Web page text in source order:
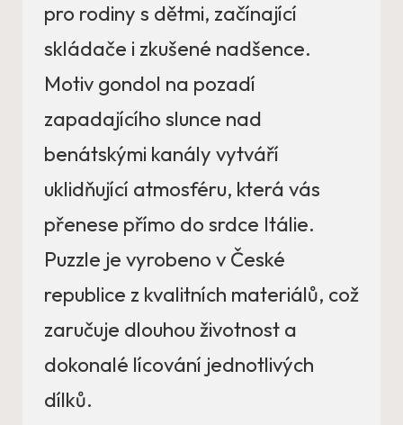
pro rodiny s dětmi, začínající
skládače i zkušené nadšence.
Motiv gondol na pozadí
zapadajícího slunce nad
benátskými kanály vytváří
uklidňující atmosféru, která vás
přenese přímo do srdce Itálie.
Puzzle je vyrobeno v České
republice z kvalitních materiálů, což
zaručuje dlouhou životnost a
dokonalé lícování jednotlivých
dílků.